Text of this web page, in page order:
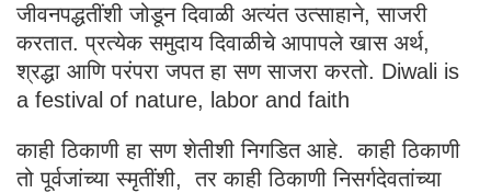
जीवनपद्धतींशी जोडून दिवाळी अत्यंत उत्साहाने, साजरी
करतात. प्रत्येक समुदाय दिवाळीचे आपापले खास अर्थ,
श्रद्धा आणि परंपरा जपत हा सण साजरा करतो. Diwali is
a festival of nature, labor and faith
काही ठिकाणी हा सण शेतीशी निगडित आहे. काही ठिकाणी
तो पूर्वजांच्या स्मृतींशी, तर काही ठिकाणी निसर्गदेवतांच्या